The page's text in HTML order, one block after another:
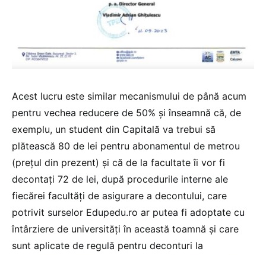
Acest lucru este similar mecanismului de până acum
pentru vechea reducere de 50% și înseamnă că, de
exemplu, un student din Capitală va trebui să
plătească 80 de lei pentru abonamentul de metrou
(prețul din prezent) și că de la facultate îi vor fi
decontați 72 de lei, după procedurile interne ale
fiecărei facultăți de asigurare a decontului, care
potrivit surselor Edupedu.ro ar putea fi adoptate cu
întârziere de universități în această toamnă și care
sunt aplicate de regulă pentru deconturi la